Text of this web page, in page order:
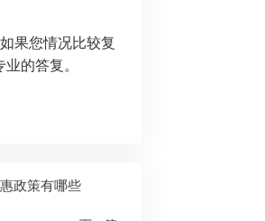
果您情况比较复
的答复。
政策有哪些